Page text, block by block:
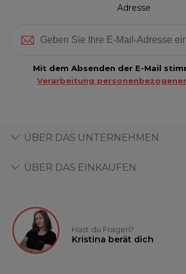
Adresse
Mit dem Absenden der E-Mail
Verarbeitung
ÜBER DAS UNTERNEHMEN
ÜBER DAS EINKAUFEN
Hast du Fragen?
Kristina berät dich